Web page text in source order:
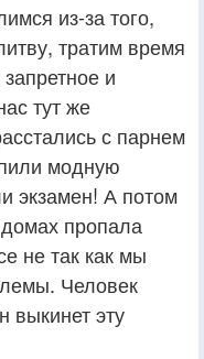
из-за того,
тратим время
и
тут же
с парнем
модную
экзамен! А потом
пропала
не так как мы
Человек
выкинет эту